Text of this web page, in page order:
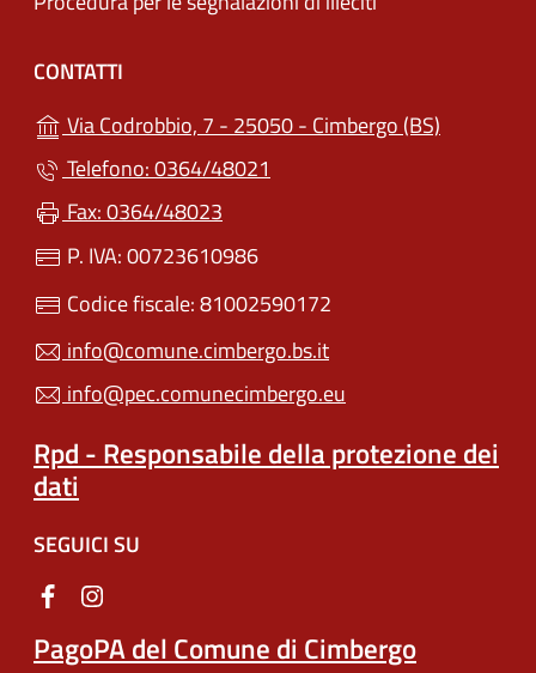
CONTATTI
Via Codrobbio, 7 - 25050 - Cimbergo (BS)
Telefono: 0364/48021
Fax: 0364/48023
P. IVA: 00723610986
Codice fiscale: 81002590172
info@comune.cimbergo.bs.it
info@pec.comunecimbergo.eu
Rpd - Responsabile della protezione dei
dati
SEGUICI SU
PagoPA del Comune di Cimbergo